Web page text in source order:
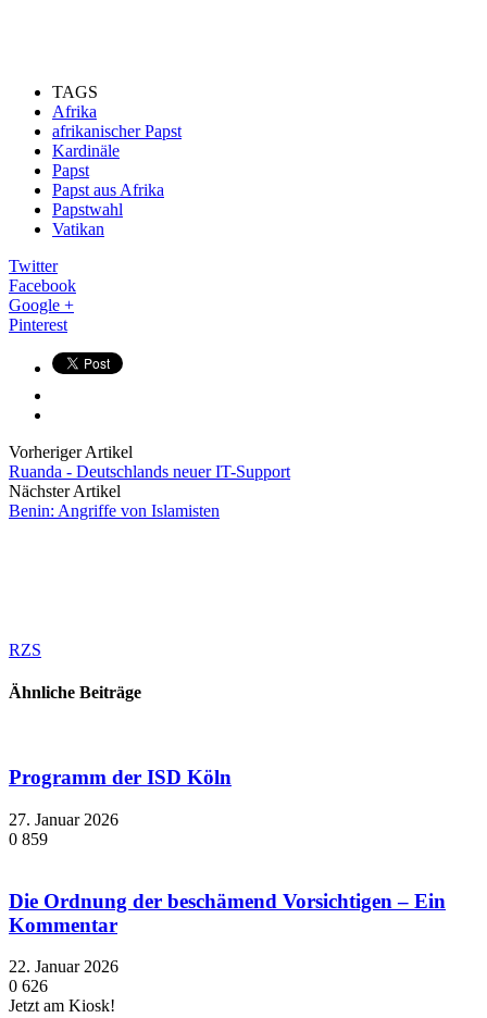
TAGS
Afrika
afrikanischer Papst
Kardinäle
Papst
Papst aus Afrika
Papstwahl
Vatikan
Twitter
Facebook
Google +
Pinterest
Vorheriger Artikel
Ruanda - Deutschlands neuer IT-Support
Nächster Artikel
Benin: Angriffe von Islamisten
RZS
Ähnliche Beiträge
Programm der ISD Köln
27. Januar 2026
0 859
Die Ordnung der beschämend Vorsichtigen – Ein
Kommentar
22. Januar 2026
0 626
Jetzt am Kiosk!